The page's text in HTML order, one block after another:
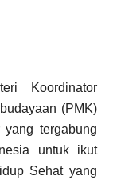
Koordinator
(PMK)
tergabung
untuk ikut
Sehat yang